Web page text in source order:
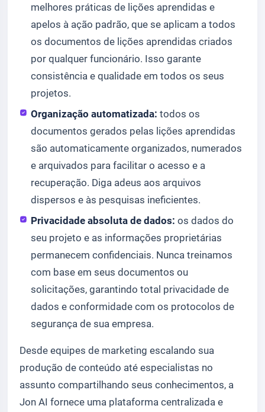
melhores práticas de lições aprendidas e
apelos à ação padrão, que se aplicam a todos
os documentos de lições aprendidas criados
por qualquer funcionário. Isso garante
consistência e qualidade em todos os seus
projetos.
Organização automatizada: todos os
documentos gerados pelas lições aprendidas
são automaticamente organizados, numerados
e arquivados para facilitar o acesso e a
recuperação. Diga adeus aos arquivos
dispersos e às pesquisas ineficientes.
Privacidade absoluta de dados: os dados do
seu projeto e as informações proprietárias
permanecem confidenciais. Nunca treinamos
com base em seus documentos ou
solicitações, garantindo total privacidade de
dados e conformidade com os protocolos de
segurança de sua empresa.
Desde equipes de marketing escalando sua
produção de conteúdo até especialistas no
assunto compartilhando seus conhecimentos, a
Jon AI fornece uma plataforma centralizada e